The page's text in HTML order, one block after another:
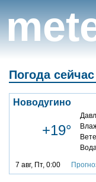
Погода сейчас
Новодугино
+19°
7 авг, Пт, 0:00